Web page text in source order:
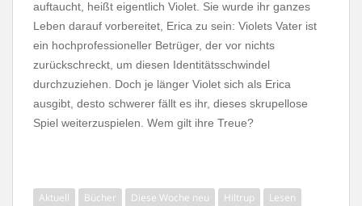
auftaucht, heißt eigentlich Violet. Sie wurde ihr ganzes
Leben darauf vorbereitet, Erica zu sein: Violets Vater ist
ein hochprofessioneller Betrüger, der vor nichts
zurückschreckt, um diesen Identitätsschwindel
durchzuziehen. Doch je länger Violet sich als Erica
ausgibt, desto schwerer fällt es ihr, dieses skrupellose
Spiel weiterzuspielen. Wem gilt ihre Treue?
Aktuell Bücher Diese Woche neu Hiltrup
Lesen